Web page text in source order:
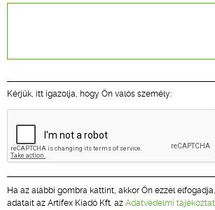
Kérjük, itt igazolja, hogy Ön valós személy:
Ha az alábbi gombra kattint, akkor Ön ezzel
adatait az Artifex Kiadó Kft. az Adatvédelmi